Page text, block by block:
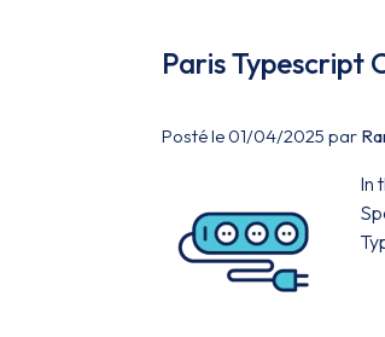
Paris Typescript
Posté le 01/04/2025 par
In